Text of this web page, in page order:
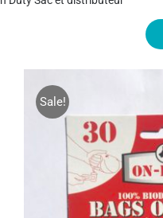
Sale!